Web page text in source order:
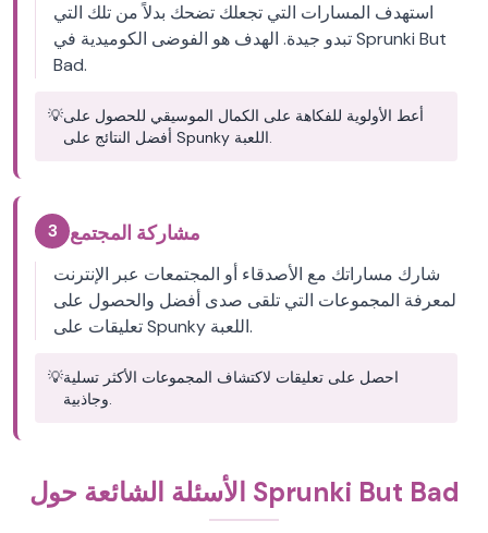
استهدف المسارات التي تجعلك تضحك بدلاً من تلك التي
تبدو جيدة. الهدف هو الفوضى الكوميدية في Sprunki But
Bad.
💡أعط الأولوية للفكاهة على الكمال الموسيقي للحصول على
أفضل النتائج على Spunky اللعبة.
3 مشاركة المجتمع
شارك مساراتك مع الأصدقاء أو المجتمعات عبر الإنترنت
لمعرفة المجموعات التي تلقى صدى أفضل والحصول على
تعليقات على Spunky اللعبة.
💡احصل على تعليقات لاكتشاف المجموعات الأكثر تسلية
وجاذبية.
الأسئلة الشائعة حول Sprunki But Bad